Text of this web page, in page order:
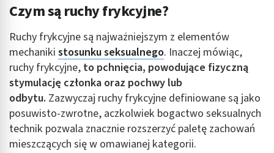
Czym są ruchy frykcyjne?
Ruchy frykcyjne są najważniejszym z elementów
mechaniki stosunku seksualnego. Inaczej mówiąc,
ruchy frykcyjne, to pchnięcia, powodujące fizyczną
stymulację członka oraz pochwy lub
odbytu. Zazwyczaj ruchy frykcyjne definiowane są jako
posuwisto-zwrotne, aczkolwiek bogactwo seksualnych
technik pozwala znacznie rozszerzyć paletę zachowań
mieszczących się w omawianej kategorii.